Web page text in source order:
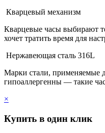
Кварцевый механизм
Кварцевые часы выбирают
хочет тратить время для
Нержавеющая сталь 316L
Марки стали, применяемые
гипоаллергенны — такие
×
Купить в один клик